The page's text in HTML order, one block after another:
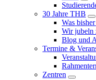
30 Jahre THB
Was
Wir jubeln
Blog und
Termine &
Zentren